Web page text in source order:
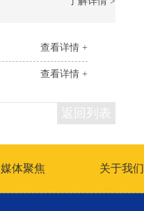
查看详情 +
查看详情 +
返回列表
媒体聚焦 关于我们